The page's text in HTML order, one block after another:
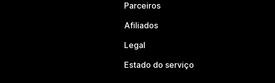
Parceiros
Afiliados
Legal
Estado do serviço